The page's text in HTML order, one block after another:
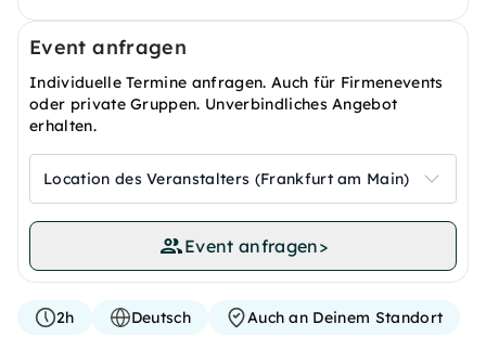
Event anfragen
Individuelle Termine anfragen. Auch für Firmenevents
oder private Gruppen. Unverbindliches Angebot
erhalten.
Location des Veranstalters (Frankfurt am Main)
Event anfragen>
2h Deutsch Auch an Deinem Standort